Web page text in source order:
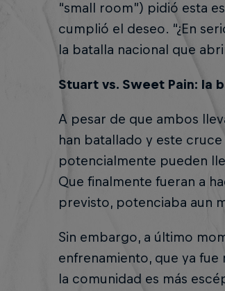
“small room”) pidió esta
cumplió el deseo. “¿En
la batalla nacional que
Stuart vs. Sweet Pain: la
A pesar de que ambos
han batallado y este
potencialmente pueden
Que finalmente fueran a
previsto, potenciaba aun
Sin embargo, a último
enfrenamiento, que ya
la comunidad es más